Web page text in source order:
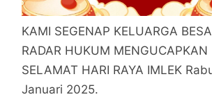
KAMI SEGENAP KELUARGA
RADAR HUKUM MENGUCAPKAN
SELAMAT HARI RAYA IMLEK
Januari 2025.